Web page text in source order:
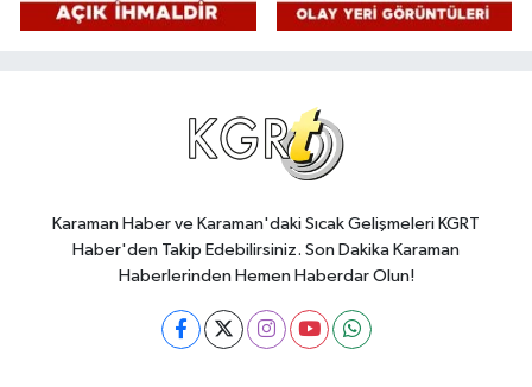
Karaman Haber ve Karaman'daki Sıcak Gelişmeleri KGRT
Haber'den Takip Edebilirsiniz. Son Dakika Karaman
Haberlerinden Hemen Haberdar Olun!